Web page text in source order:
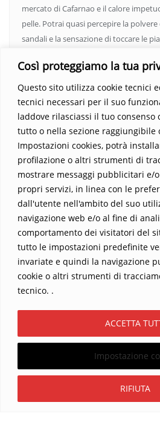
Così proteggiamo la tua
Questo sito utilizza cookie tecnici
tecnici necessari per il suo
laddove rilasciassi il tuo consenso
tutto o nella sezione raggiungibile
Impostazioni cookies, potrà
profilazione o altri strumenti di
mostrare messaggi pubblicitari e/
propri servizi, in linea con le
dall'utente nell'ambito del suo
navigazione web e/o al fine di
comportamento dei visitatori del
tutto le impostazioni predefinite
invariate e quindi la navigazione
cookie o altri strumenti di
tecnico. .
Impostazione
RIFIUTA
ACCETTA
mercato di Cafarnao e il calore
pelle. Potrai quasi percepire la
sandali e la sensazione di toccare le
vedere oltre i confini del conosciuto.
fede e realtà si fondono, rendendo ogni
indimenticabile.Non perdere
questo viaggio straordinario. Acquista
Parola trasformi la tua vita.
Home
Sostieni La Buona Parola – dona 5 €,
I viaggi dell’anima
Informativa
Copyright ©2026 La buona
Powered byWordPress &